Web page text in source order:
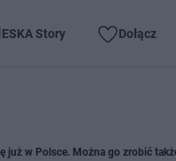
ESKA Story Dołącz
już w Polsce. Można go zrobić